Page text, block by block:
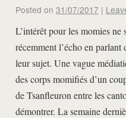
Posted on 31/07/2017 |
L’intérêt pour les momies ne
récemment l’écho en parlant
leur sujet. Une vague
des corps momifiés d’un
de Tsanfleuron entre les
démontrer. La semaine